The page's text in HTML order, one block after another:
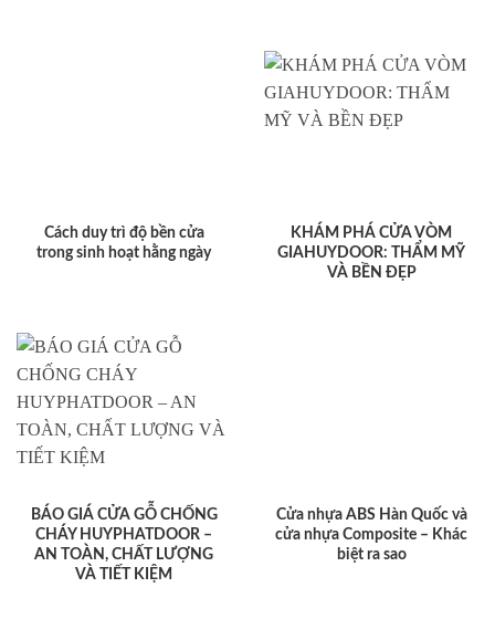
Cách duy trì độ bền cửa
trong sinh hoạt hằng ngày
KHÁM PHÁ CỬA VÒM
GIAHUYDOOR: THẨM MỸ
VÀ BỀN ĐẸP
BÁO GIÁ CỬA GỖ CHỐNG
CHÁY HUYPHATDOOR –
AN TOÀN, CHẤT LƯỢNG
VÀ TIẾT KIỆM
Cửa nhựa ABS Hàn Quốc và
cửa nhựa Composite – Khác
biệt ra sao